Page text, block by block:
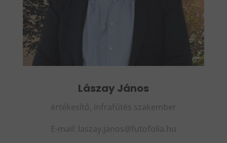
Lászay János
értékesítő, infrafűtés szakember
E-mail: laszay.janos@futofolia.hu